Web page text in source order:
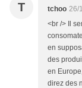
T tchoo 26/
<br /> Il
en
des
en
direz des